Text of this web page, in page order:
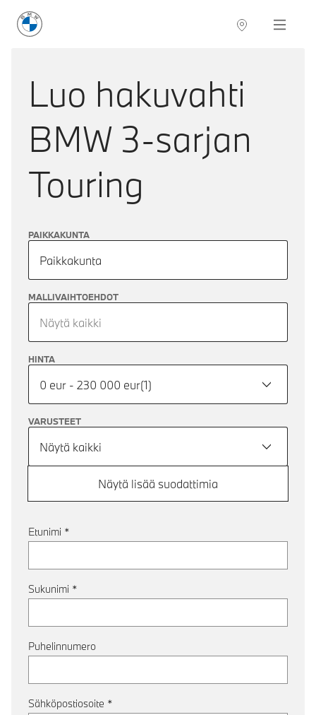
BMW Suomi Navigation
Luo hakuvahti
BMW 3-sarjan
Touring
PAIKKAKUNTA
Paikkakunta
MALLIVAIHTOEHDOT
Näytä kaikki
HINTA
0 eur - 230 000 eur(1)
VARUSTEET
Näytä kaikki
Näytä lisää suodattimia
Etunimi *
Sukunimi *
Puhelinnumero
Sähköpostiosoite *